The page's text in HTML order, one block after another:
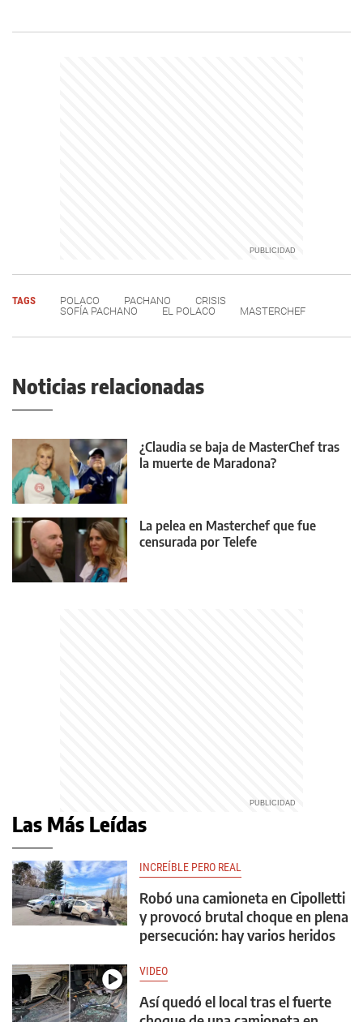
TAGS POLACO PACHANO
CRISIS
SOFÍA PACHANO
EL POLACO MASTERCHEF
Noticias relacionadas
¿Claudia se baja de MasterChef tras
la muerte de Maradona?
La pelea en Masterchef que fue
censurada por Telefe
Las Más Leídas
INCREÍBLE PERO REAL
Robó una camioneta en Cipolletti
y provocó brutal choque en plena
persecución: hay varios heridos
VIDEO
Así quedó el local tras el fuerte